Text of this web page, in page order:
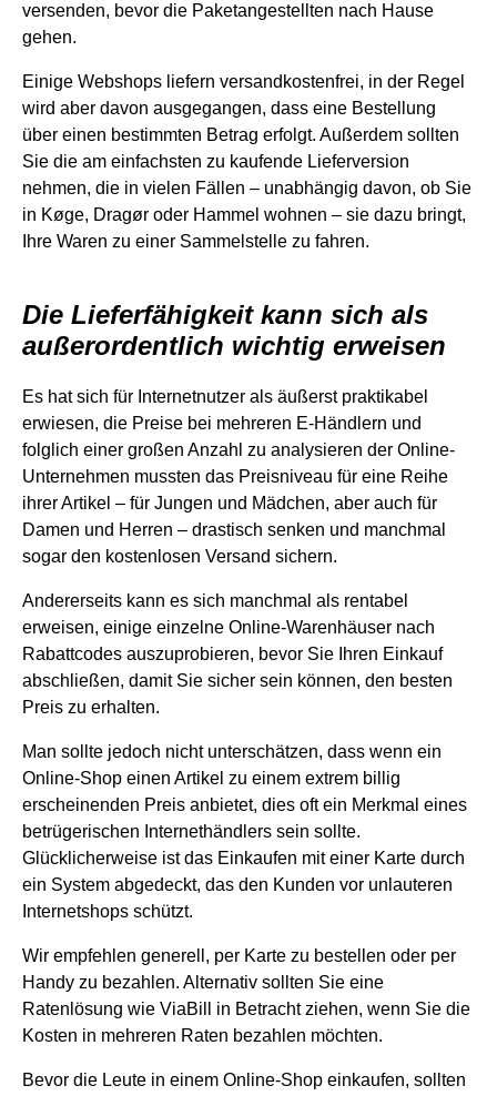
versenden, bevor die Paketangestellten nach Hause
gehen.
Einige Webshops liefern versandkostenfrei, in der Regel
wird aber davon ausgegangen, dass eine Bestellung
über einen bestimmten Betrag erfolgt. Außerdem sollten
Sie die am einfachsten zu kaufende Lieferversion
nehmen, die in vielen Fällen – unabhängig davon, ob Sie
in Køge, Dragør oder Hammel wohnen – sie dazu bringt,
Ihre Waren zu einer Sammelstelle zu fahren.
Die Lieferfähigkeit kann sich als
außerordentlich wichtig erweisen
Es hat sich für Internetnutzer als äußerst praktikabel
erwiesen, die Preise bei mehreren E-Händlern und
folglich einer großen Anzahl zu analysieren der Online-
Unternehmen mussten das Preisniveau für eine Reihe
ihrer Artikel – für Jungen und Mädchen, aber auch für
Damen und Herren – drastisch senken und manchmal
sogar den kostenlosen Versand sichern.
Andererseits kann es sich manchmal als rentabel
erweisen, einige einzelne Online-Warenhäuser nach
Rabattcodes auszuprobieren, bevor Sie Ihren Einkauf
abschließen, damit Sie sicher sein können, den besten
Preis zu erhalten.
Man sollte jedoch nicht unterschätzen, dass wenn ein
Online-Shop einen Artikel zu einem extrem billig
erscheinenden Preis anbietet, dies oft ein Merkmal eines
betrügerischen Internethändlers sein sollte.
Glücklicherweise ist das Einkaufen mit einer Karte durch
ein System abgedeckt, das den Kunden vor unlauteren
Internetshops schützt.
Wir empfehlen generell, per Karte zu bestellen oder per
Handy zu bezahlen. Alternativ sollten Sie eine
Ratenlösung wie ViaBill in Betracht ziehen, wenn Sie die
Kosten in mehreren Raten bezahlen möchten.
Bevor die Leute in einem Online-Shop einkaufen, sollten